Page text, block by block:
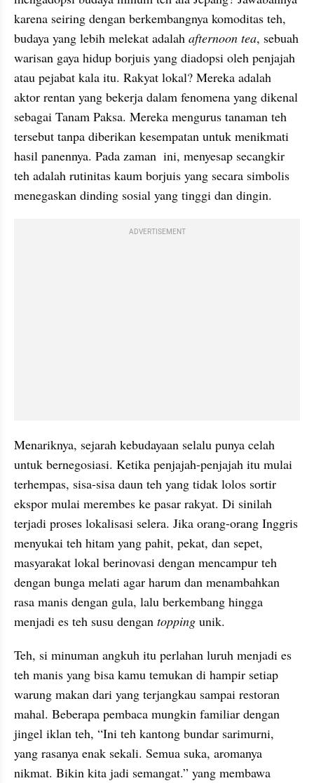
karena seiring dengan berkembangnya komoditas teh,
budaya yang lebih melekat adalah afternoon tea, sebuah
warisan gaya hidup borjuis yang diadopsi oleh penjajah
atau pejabat kala itu. Rakyat lokal? Mereka adalah
aktor rentan yang bekerja dalam fenomena yang dikenal
sebagai Tanam Paksa. Mereka mengurus tanaman teh
tersebut tanpa diberikan kesempatan untuk menikmati
hasil panennya. Pada zaman  ini, menyesap secangkir
teh adalah rutinitas kaum borjuis yang secara simbolis
menegaskan dinding sosial yang tinggi dan dingin.
ADVERTISEMENT
Menariknya, sejarah kebudayaan selalu punya celah
untuk bernegosiasi. Ketika penjajah-penjajah itu mulai
terhempas, sisa-sisa daun teh yang tidak lolos sortir
ekspor mulai merembes ke pasar rakyat. Di sinilah
terjadi proses lokalisasi selera. Jika orang-orang Inggris
menyukai teh hitam yang pahit, pekat, dan sepet,
masyarakat lokal berinovasi dengan mencampur teh
dengan bunga melati agar harum dan menambahkan
rasa manis dengan gula, lalu berkembang hingga
menjadi es teh susu dengan topping unik.
Teh, si minuman angkuh itu perlahan luruh menjadi es
teh manis yang bisa kamu temukan di hampir setiap
warung makan dari yang terjangkau sampai restoran
mahal. Beberapa pembaca mungkin familiar dengan
jingel iklan teh, “Ini teh kantong bundar sarimurni,
yang rasanya enak sekali. Semua suka, aromanya
nikmat. Bikin kita jadi semangat.” yang membawa